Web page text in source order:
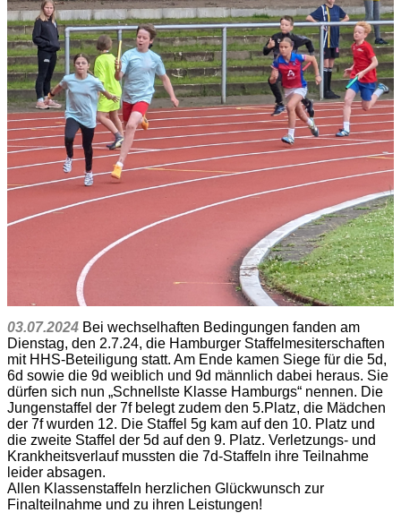
03.07.2024 Bei wechselhaften Bedingungen fanden am
Dienstag, den 2.7.24, die Hamburger Staffelmesiterschaften
mit HHS-Beteiligung statt. Am Ende kamen Siege für die 5d,
6d sowie die 9d weiblich und 9d männlich dabei heraus. Sie
dürfen sich nun „Schnellste Klasse Hamburgs“ nennen. Die
Jungenstaffel der 7f belegt zudem den 5.Platz, die Mädchen
der 7f wurden 12. Die Staffel 5g kam auf den 10. Platz und
die zweite Staffel der 5d auf den 9. Platz. Verletzungs- und
Krankheitsverlauf mussten die 7d-Staffeln ihre Teilnahme
leider absagen.
Allen Klassenstaffeln herzlichen Glückwunsch zur
Finalteilnahme und zu ihren Leistungen!